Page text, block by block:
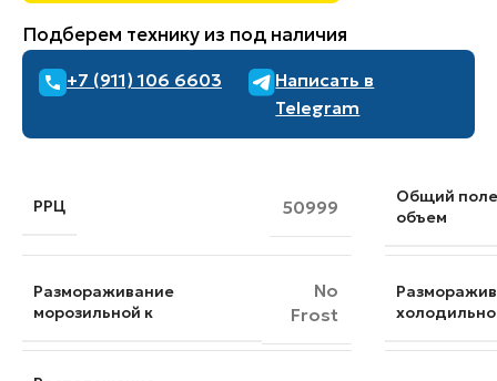
Подберем технику из под наличия
+7 (911) 106 6603
Написать в
Telegram
РРЦ 50999
Общий
объем
Размораживание
морозильной к
No
Frost